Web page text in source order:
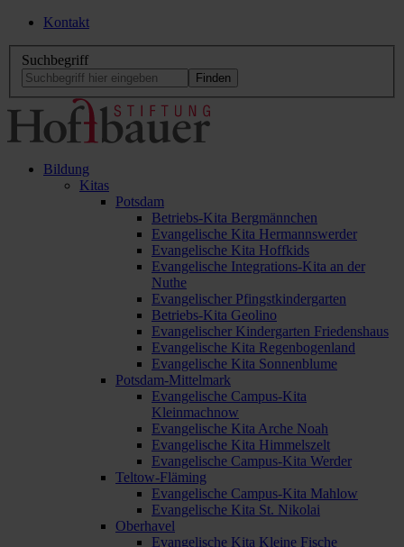
Kontakt
Suchbegriff
Bildung
Kitas
Potsdam
Betriebs-Kita Bergmännchen
Evangelische Kita Hermannswerder
Evangelische Kita Hoffkids
Evangelische Integrations-Kita an der
Nuthe
Evangelischer Pfingstkindergarten
Betriebs-Kita Geolino
Evangelischer Kindergarten Friedenshaus
Evangelische Kita Regenbogenland
Evangelische Kita Sonnenblume
Potsdam-Mittelmark
Evangelische Campus-Kita
Kleinmachnow
Evangelische Kita Arche Noah
Evangelische Kita Himmelszelt
Evangelische Campus-Kita Werder
Teltow-Fläming
Evangelische Campus-Kita Mahlow
Evangelische Kita St. Nikolai
Oberhavel
Evangelische Kita Kleine Fische